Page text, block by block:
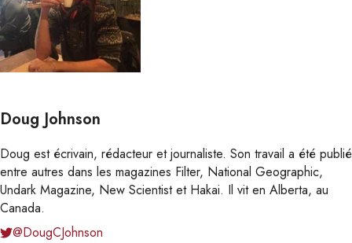
Doug Johnson
Doug est écrivain, rédacteur et journaliste. Son travail a été publié
entre autres dans les magazines Filter, National Geographic,
Undark Magazine, New Scientist et Hakai. Il vit en Alberta, au
Canada.
@DougCJohnson